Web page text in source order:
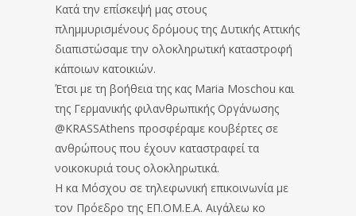
Κατά την επίσκεψή μας στους
πλημμυρισμένους δρόμους της Δυτικής Αττικής
διαπιστώσαμε την ολοκληρωτική καταστροφή
κάποιων κατοικιών.
Έτσι με τη βοήθεια της κας Maria Moschou και
της Γερμανικής φιλανθρωπικής Οργάνωσης
@KRASSAthens προσφέραμε κουβέρτες σε
ανθρώπους που έχουν καταστραφεί τα
νοικοκυριά τους ολοκληρωτικά.
Η κα Μόσχου σε τηλεφωνική επικοινωνία με
τον Πρόεδρο της ΕΠ.ΟΜ.Ε.Α. Αιγάλεω κο